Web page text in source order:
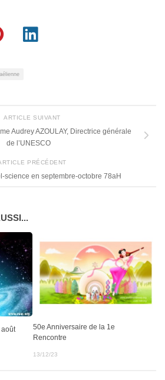
ARTICLE SUIVANT
Audrey AZOULAY, Directrice générale
de l’UNESCO
PRÉCÉDENT
science en septembre-octobre 78aH
50e Anniversaire de la 1e
Rencontre
13/12/23